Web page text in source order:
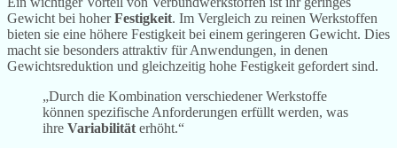
Gewicht bei hoherFestigkeit. Im Vergleich zu reinen Werkstoffen
bieten sie eine höhere Festigkeit bei einem geringeren Gewicht. Dies
macht sie besonders attraktiv für Anwendungen, in denen
Gewichtsreduktion und gleichzeitig hohe Festigkeit gefordert sind.
„Durch die Kombination verschiedener Werkstoffe
können spezifische Anforderungen erfüllt werden, was
ihre Variabilität erhöht.“